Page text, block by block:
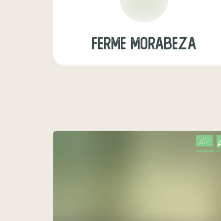
FERME MORABEZA
CERTIFIÉ PAR FR-BIO-01
AGRICULTURE FRANCE